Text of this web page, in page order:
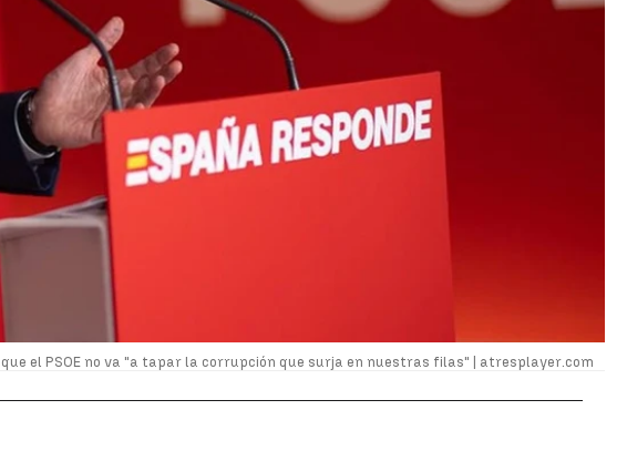
el PSOE no va "a tapar la corrupción que surja en nuestras filas" | atresplayer.com